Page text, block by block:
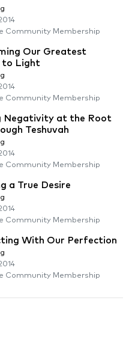
Community Membership
Our Greatest
to Light
Community Membership
Negativity at the Root
Teshuvah
Community Membership
a True Desire
Community Membership
With Our Perfection
Community Membership